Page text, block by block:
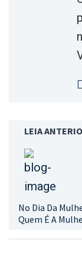
LEIA
No Dia Da
Quem É A
Brasileiras